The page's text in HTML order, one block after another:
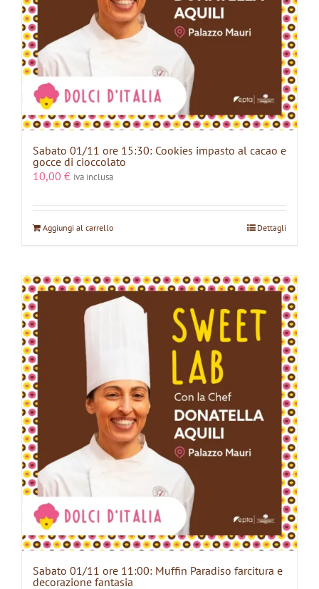
Sabato 01/11 ore 15:30: Cookies impasto al cacao e
gocce di cioccolato
10,00 € iva inclusa
Aggiungi al carrello Dettagli
Sabato 01/11 ore 11:00: Muffin Paradiso farcitura e
decorazione fantasia